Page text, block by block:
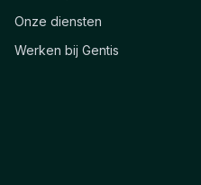
Onze diensten
Werken bij Gentis